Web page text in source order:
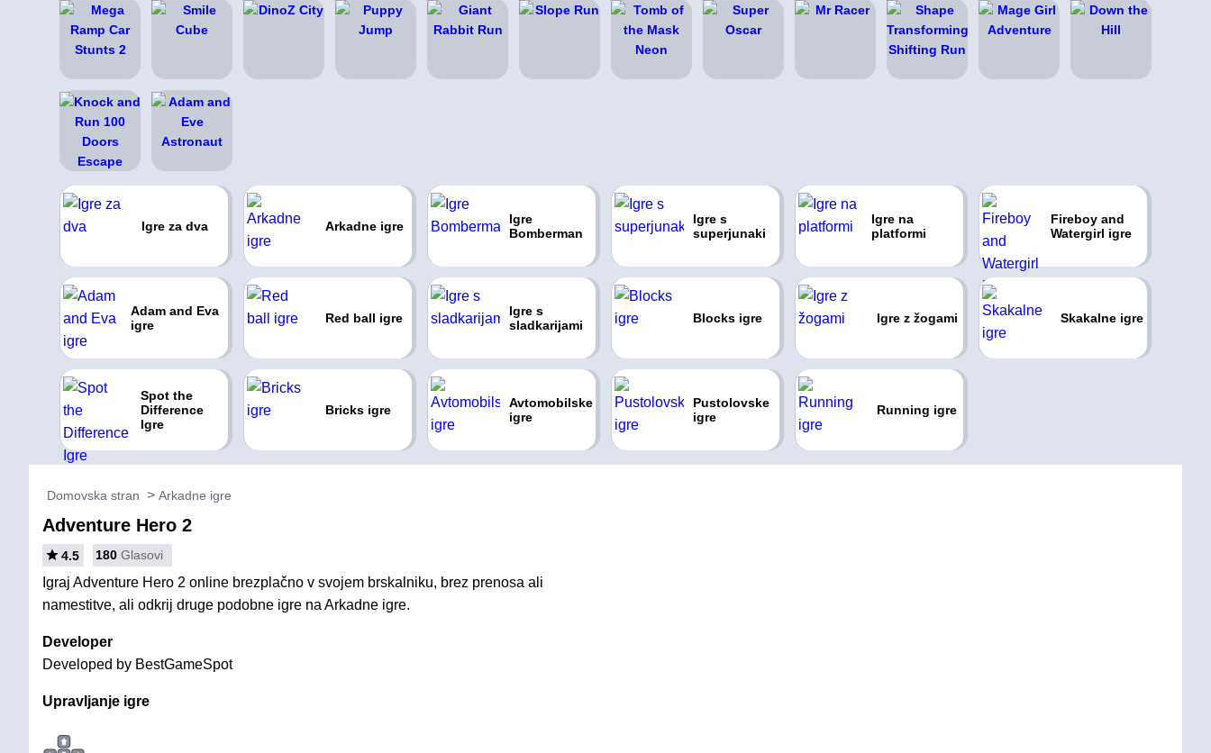
Igre za dva Arkadne igre
Igre
Bomberman
Igre s
superjunaki
Igre na
platformi
Fireboy and
Watergirl igre
Adam and Eva
igre
Red ball igre
Igre s
sladkarijami
Blocks igre Igre z žogami Skakalne igre
Spot the
Difference
Igre
Bricks igre
Avtomobilske
igre
Pustolovske
igre
Running igre
Domovska stran Arkadne igre
Adventure Hero 2
4.5 180 Glasovi
Igraj Adventure Hero 2 online brezplačno v svojem brskalniku, brez prenosa ali
namestitve, ali odkrij druge podobne igre na Arkadne igre.
Developer
Developed by BestGameSpot
Upravljanje igre